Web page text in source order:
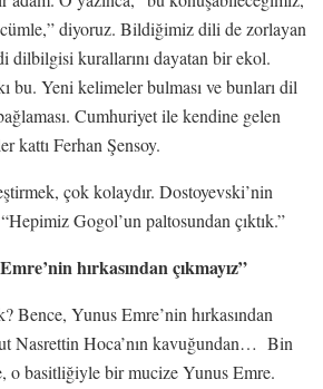
diyoruz. Bildiğimiz dili de zorlayan
dilbilgisi kurallarını dayatan bir ekol.
bu. Yeni kelimeler bulması ve bunları dil
Cumhuriyet ile kendine gelen
kattı Ferhan Şensoy.
çok kolaydır. Dostoyevski’nin
Gogol’un paltosundan çıktık.”
hırkasından çıkmayız”
Bence, Yunus Emre’nin hırkasından
Nasrettin Hoca’nın kavuğundan… Bin
o basitliğiyle bir mucize Yunus Emre.